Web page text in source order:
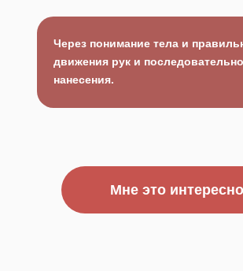
Через понимание тела и
движения рук и
нанесения.
Мне это интересно